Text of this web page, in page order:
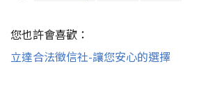
您也許會喜歡：
立達合法徵信社-讓您安心的選擇